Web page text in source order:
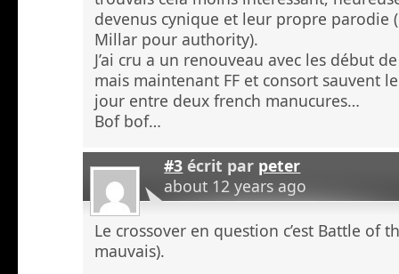
devenus cynique et leur propre parodie
Millar pour authority).
J’ai cru a un renouveau avec les début
mais maintenant FF et consort sauvent
jour entre deux french manucures…
Bof bof…
#3 écrit par peter
about 12 years ago
Le crossover en question c’est Battle of
mauvais).